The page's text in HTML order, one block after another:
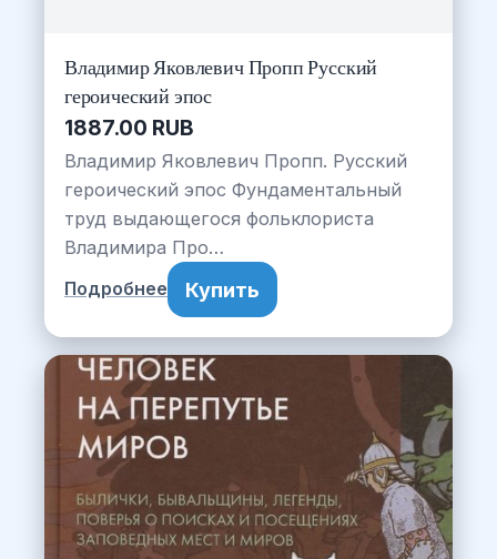
Владимир Яковлевич Пропп Русский
героический эпос
1887.00 RUB
Владимир Яковлевич Пропп. Русский
героический эпос Фундаментальный
труд выдающегося фольклориста
Владимира Про…
Подробнее Купить